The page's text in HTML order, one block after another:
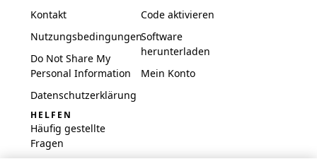
Kontakt
Nutzungsbedingungen
Do Not Share My
Personal Information
Datenschutzerklärung
Code aktivieren
Software
herunterladen
Mein Konto
HELFEN
Häufig gestellte
Fragen